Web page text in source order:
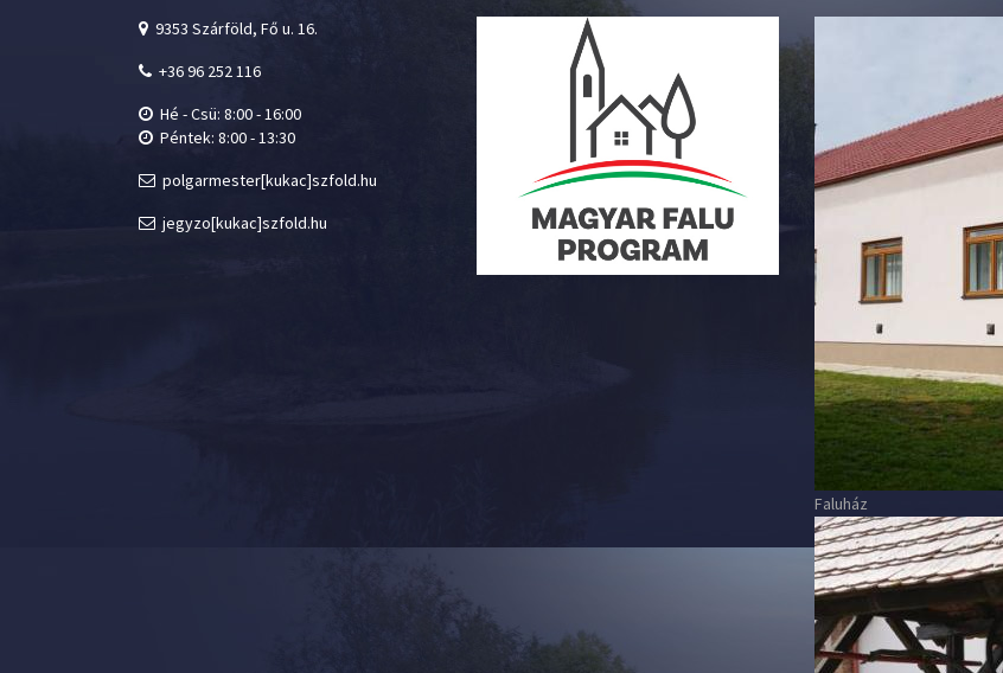
9353 Szárföld, Fő u. 16.
+36 96 252 116
Hé - Csü: 8:00 - 16:00
Péntek: 8:00 - 13:30
polgarmester[kukac]szfold.hu
jegyzo[kukac]szfold.hu
Faluház